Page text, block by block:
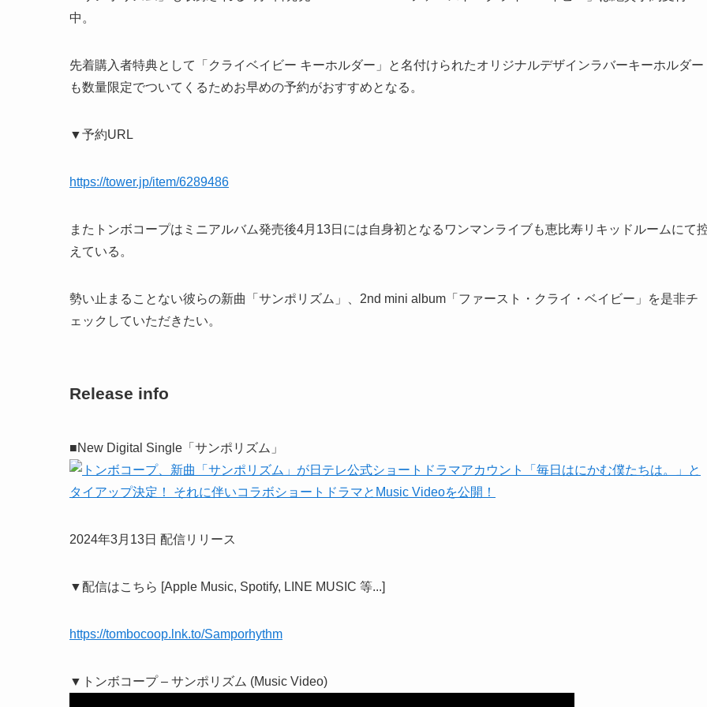
中。
先着購入者特典として「クライベイビー キーホルダー」と名付けられたオリジナルデザインラバーキーホルダー
も数量限定でついてくるためお早めの予約がおすすめとなる。
▼予約URL
https://tower.jp/item/6289486
またトンボコープはミニアルバム発売後4月13日には自身初となるワンマンライブも恵比寿リキッドルームにて
えている。
勢い止まることない彼らの新曲「サンポリズム」、2nd mini album「ファースト・クライ・ベイビー」を是非チ
ェックしていただきたい。
Release info
■New Digital Single「サンポリズム」
2024年3月13日 配信リリース
▼配信はこちら [Apple Music, Spotify, LINE MUSIC 等...]
https://tombocoop.lnk.to/Samporhythm
▼トンボコープ – サンポリズム (Music Video)